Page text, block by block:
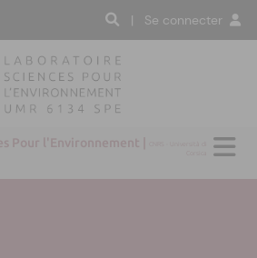
| Se connecter
Pour l'Environnement |